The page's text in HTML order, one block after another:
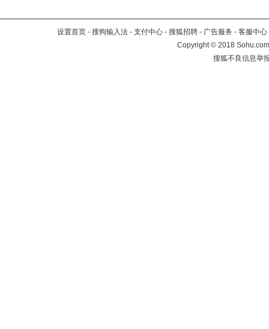
设置首页 - 搜狗输入法 - 支付中心 - 搜狐招聘 - 广告服务 - 客服中心
Copyright©2018
搜狐不良信息举